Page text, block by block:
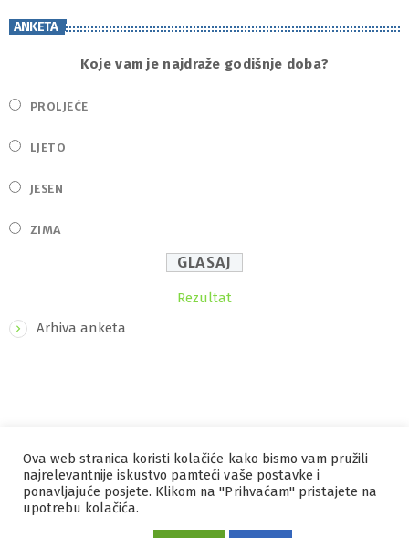
ANKETA
Koje vam je najdraže godišnje doba?
PROLJEĆE
LJETO
JESEN
ZIMA
Rezultat
Arhiva anketa
IZRADA I HOSTINGORBIS
MARKETING
PRAVILA PRIVATNOSTI
Ova web stranica koristi kolačiće kako bismo vam pružili
najrelevantnije iskustvo pamteći vaše postavke i
ponavljajuće posjete. Klikom na "Prihvaćam" pristajete na
upotrebu kolačića.